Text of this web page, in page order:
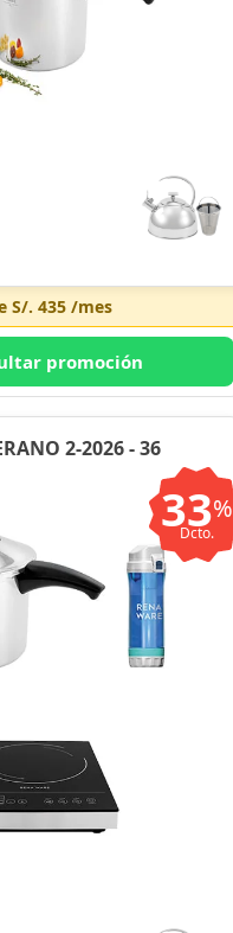
S/. 435 /mes
promoción
2-2026 - 36
33%
Dcto.